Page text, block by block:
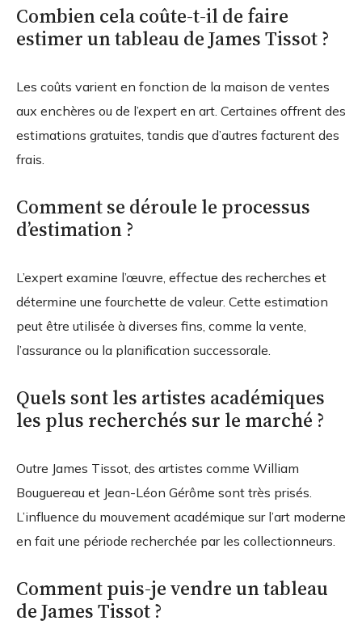
Combien cela coûte-t-il de faire
estimer un tableau de James Tissot ?
Les coûts varient en fonction de la maison de ventes
aux enchères ou de l’expert en art. Certaines offrent des
estimations gratuites, tandis que d’autres facturent des
frais.
Comment se déroule le processus
d’estimation ?
L’expert examine l’œuvre, effectue des recherches et
détermine une fourchette de valeur. Cette estimation
peut être utilisée à diverses fins, comme la vente,
l’assurance ou la planification successorale.
Quels sont les artistes académiques
les plus recherchés sur le marché ?
Outre James Tissot, des artistes comme William
Bouguereau et Jean-Léon Gérôme sont très prisés.
L’influence du mouvement académique sur l’art moderne
en fait une période recherchée par les collectionneurs.
Comment puis-je vendre un tableau
de James Tissot ?